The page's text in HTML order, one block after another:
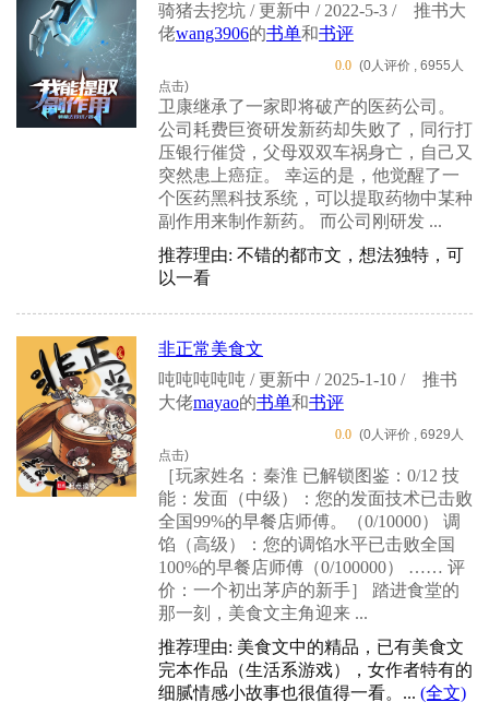
骑猪去挖坑 / 更新中 / 2022-5-3 /
推书大
佬wang3906的书单和书评
0.0 (0人评价 , 6955人
点击)
卫康继承了一家即将破产的医药公司。
公司耗费巨资研发新药却失败了，同行打
压银行催贷，父母双双车祸身亡，自己又
突然患上癌症。 幸运的是，他觉醒了一
个医药黑科技系统，可以提取药物中某种
副作用来制作新药。 而公司刚研发 ...
推荐理由: 不错的都市文，想法独特，可
以一看
非正常美食文
吨吨吨吨吨 / 更新中 / 2025-1-10 /
推书
大佬mayao的书单和书评
0.0 (0人评价 , 6929人
点击)
［玩家姓名：秦淮 已解锁图鉴：0/12 技
能：发面（中级）：您的发面技术已击败
全国99%的早餐店师傅。（0/10000） 调
馅（高级）：您的调馅水平已击败全国
100%的早餐店师傅（0/100000） …… 评
价：一个初出茅庐的新手］ 踏进食堂的
那一刻，美食文主角迎来 ...
推荐理由: 美食文中的精品，已有美食文
完本作品（生活系游戏），女作者特有的
细腻情感小故事也很值得一看。... (全文)